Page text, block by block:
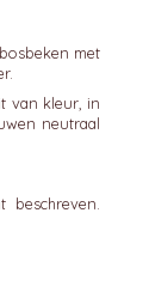
met
van kleur, in
neutraal